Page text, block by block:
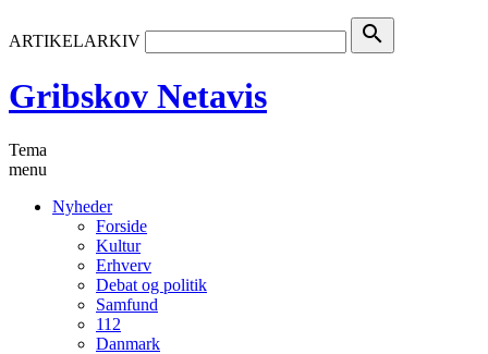
ARTIKELARKIV search
Gribskov Netavis
Tema
menu
Nyheder
Forside
Kultur
Erhverv
Debat og politik
Samfund
112
Danmark